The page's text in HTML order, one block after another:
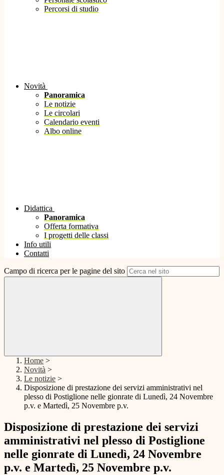
Percorsi di studio
Novità
Panoramica
Le notizie
Le circolari
Calendario eventi
Albo online
Didattica
Panoramica
Offerta formativa
I progetti delle classi
Info utili
Contatti
Campo di ricerca per le pagine del sito
Home >
Novità >
Le notizie >
Disposizione di prestazione dei servizi amministrativi nel
plesso di Postiglione nelle gionrate di Lunedì, 24 Novembre
p.v. e Martedì, 25 Novembre p.v.
Disposizione di prestazione dei servizi
amministrativi nel plesso di Postiglione
nelle gionrate di Lunedì, 24 Novembre
p.v. e Martedì, 25 Novembre p.v.